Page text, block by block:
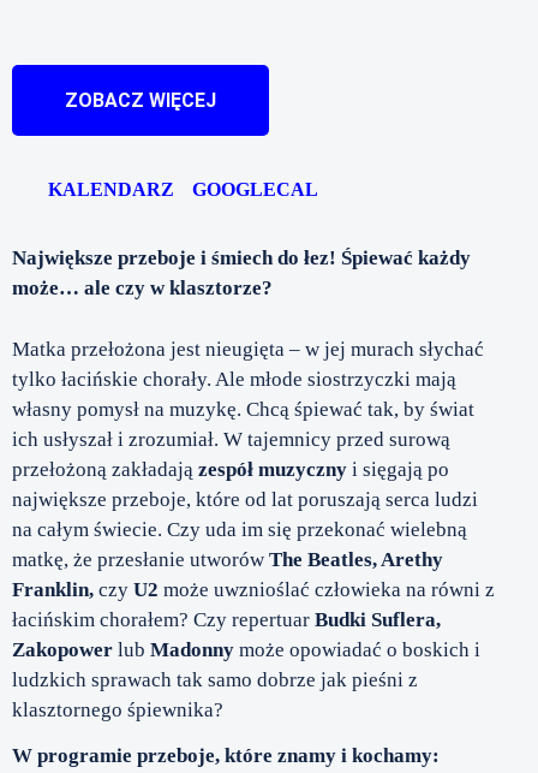
ZOBACZ WIĘCEJ
KALENDARZ GOOGLECAL
Największe przeboje i śmiech do łez! Śpiewać każdy
może… ale czy w klasztorze?
Matka przełożona jest nieugięta – w jej murach słychać
tylko łacińskie chorały. Ale młode siostrzyczki mają
własny pomysł na muzykę. Chcą śpiewać tak, by świat
ich usłyszał i zrozumiał. W tajemnicy przed surową
przełożoną zakładają zespół muzyczny i sięgają po
największe przeboje, które od lat poruszają serca ludzi
na całym świecie. Czy uda im się przekonać wielebną
matkę, że przesłanie utworów The Beatles, Arethy
Franklin, czy U2 może uwznioślać człowieka na równi z
łacińskim chorałem? Czy repertuar Budki Suflera,
Zakopower lub Madonny może opowiadać o boskich i
ludzkich sprawach tak samo dobrze jak pieśni z
klasztornego śpiewnika?
W programie przeboje, które znamy i kochamy: